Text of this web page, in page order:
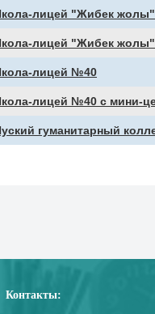
лицей "Жибек жолы"
лицей "Жибек жолы"
лицей №40
лицей №40 с мини-
гуманитарный
Контакты: